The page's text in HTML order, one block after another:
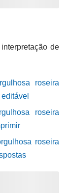
de
roseira
roseira
roseira